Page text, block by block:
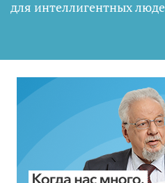
для интеллигентных